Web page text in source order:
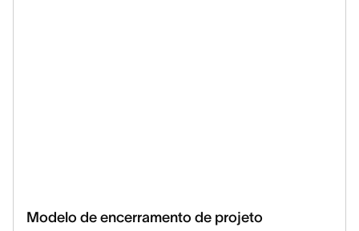
Modelo de encerramento de projeto